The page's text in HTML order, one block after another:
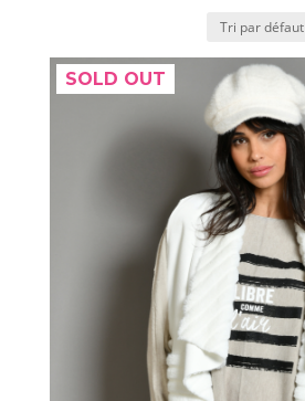
SOLD OUT